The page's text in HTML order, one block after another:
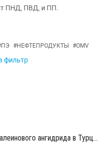
ПНД, ПВД, и ПП.
ПЭ #НЕФТЕПРОДУКТЫ #OMV
фильтр
"Татнефть" вышла из проекта малеинового ангидрида в Турции